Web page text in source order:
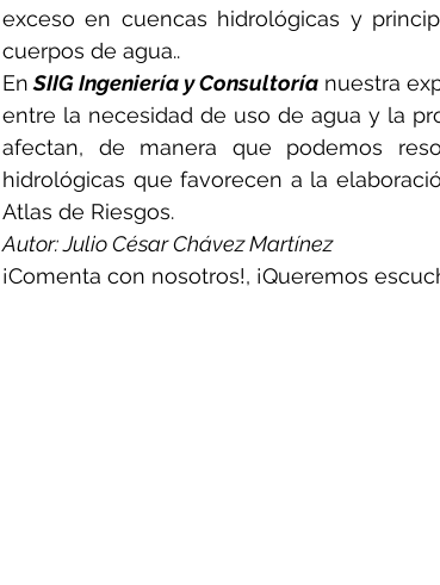
exceso en cuencas hidrológicas y
cuerpos de agua..
En SIIG Ingeniería y Consultoría nuestra
entre la necesidad de uso de agua y la
afectan, de manera que podemos
hidrológicas que favorecen a la
Atlas de Riesgos.
Autor: Julio César Chávez Martínez
¡Comenta con nosotros!, ¡Queremos